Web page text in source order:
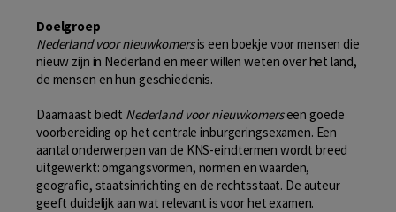
Doelgroep
Nederland voor nieuwkomersis een boekje voor mensen die
nieuw zijn in Nederland en meer willen weten over het land,
de mensen en hun geschiedenis.
Daarnaast biedt Nederland voor nieuwkomerseen goede
voorbereiding op het centrale inburgeringsexamen. Een
aantal onderwerpen van de KNS-eindtermen wordt breed
uitgewerkt: omgangsvormen, normen en waarden,
geografie, staatsinrichting en de rechtsstaat. De auteur
geeft duidelijk aan wat relevant is voor het examen.